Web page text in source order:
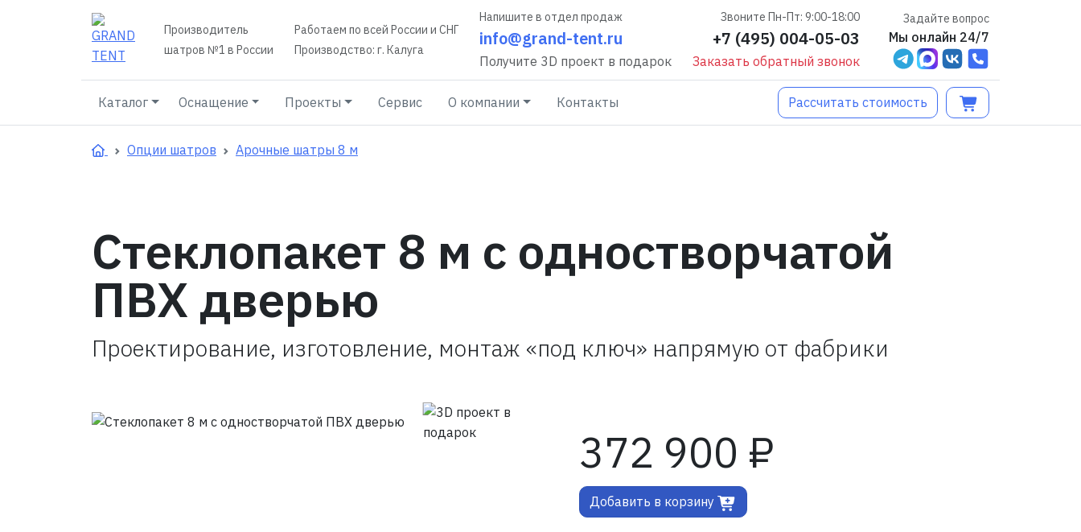
Производитель
шатров №1 в России
Работаем по всей России и СНГ
Производство: г. Калуга
Напишите в отдел продаж
info@grand-tent.ru
Получите 3D проект в подарок
Звоните Пн-Пт: 9:00-18:00
+7 (495) 004-05-03
Заказать обратный звонок
Задайте вопрос
Мы онлайн 24/7
Каталог Оснащение Проекты Сервис О компании Контакты Рассчитать стоимость
Опции шатров Арочные шатры 8 м
Стеклопакет 8 м с одностворчатой
ПВХ дверью
Проектирование, изготовление, монтаж «под ключ» напрямую от фабрики
372 900 ₽
Добавить в корзину